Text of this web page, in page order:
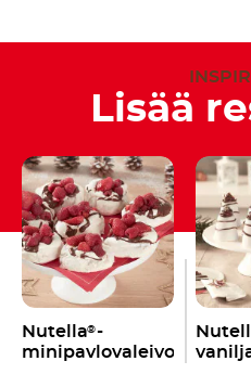
Lisää
Nutella®-
minipavlovaleivokset